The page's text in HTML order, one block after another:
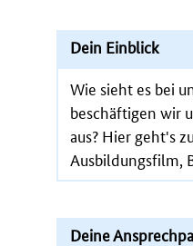
Dein Einblick
Wie sieht es bei
beschäftigen wir
aus? Hier geht's
Ausbildungsfilm,
Deine